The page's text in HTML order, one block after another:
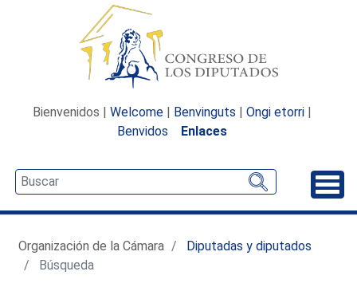
Bienvenidos | Welcome | Benvinguts | Ongi etorri |
Benvidos
Enlaces
Organización de la Cámara
Diputadas y diputados
Búsqueda